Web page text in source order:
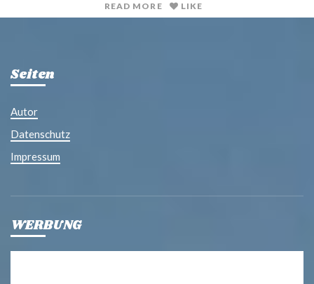
READ MORE
LIKE
Seiten
Autor
Datenschutz
Impressum
WERBUNG